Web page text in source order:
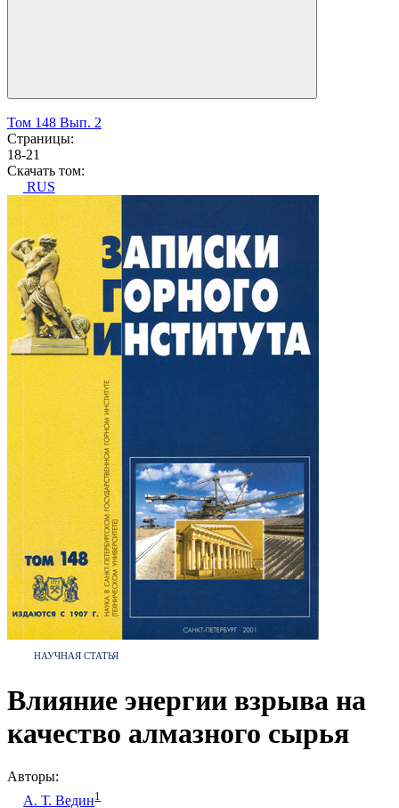
Том 148 Вып. 2
Страницы:
18-21
Скачать том:
RUS
НАУЧНАЯ СТАТЬЯ
Влияние энергии взрыва на
качество алмазного сырья
Авторы:
А. Т. Ведин1